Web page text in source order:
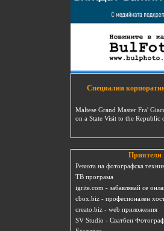
Специални
Maltese Grand Master Fra'
on a State Visit to the Republic
Приятели
Ревюта на фотографска
ТВ програма
igrite.com - забавлявай се
cbox.biz - професионален
creato.biz - web приложения
SV Studio - Сватбен Фотограф